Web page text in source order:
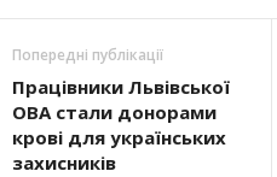
Попередні публікації
Працівники Львівської
ОВА стали донорами
крові для українських
захисників